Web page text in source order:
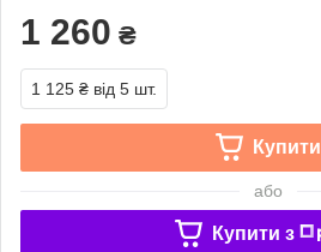
1 260 ₴
1 125 ₴ від 5 шт.
Купити
або
Купити з